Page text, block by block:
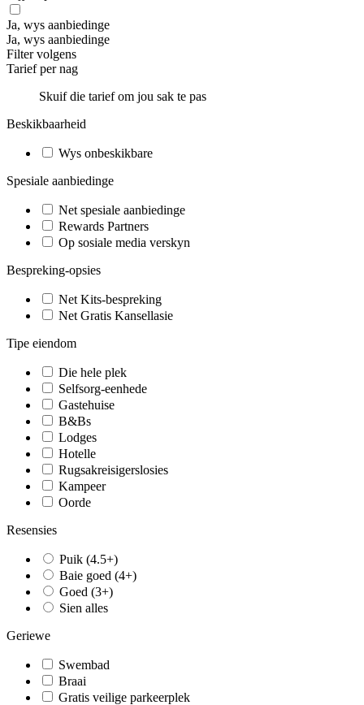
Ja, wys aanbiedinge
Ja, wys aanbiedinge
Filter volgens
Tarief per nag
Skuif die tarief om jou sak te pas
Beskikbaarheid
Wys onbeskikbare
Spesiale aanbiedinge
Net spesiale aanbiedinge
Rewards Partners
Op sosiale media verskyn
Bespreking-opsies
Net Kits-bespreking
Net Gratis Kansellasie
Tipe eiendom
Die hele plek
Selfsorg-eenhede
Gastehuise
B&Bs
Lodges
Hotelle
Rugsakreisigerslosies
Kampeer
Oorde
Resensies
Puik (4.5+)
Baie goed (4+)
Goed (3+)
Sien alles
Geriewe
Swembad
Braai
Gratis veilige parkeerplek